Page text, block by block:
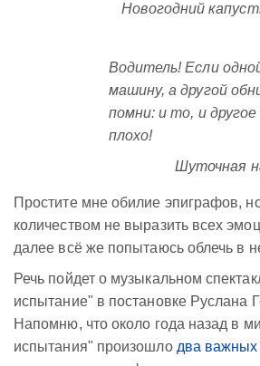
Новогодний
Водитель! Если
машину, а другой
помни: и то, и
плохо!
Шуточная
Простите мне обилие эпиграфов,
количеством не выразить всех
далее всё же попытаюсь облечь в
Речь пойдет о музыкальном
испытание" в постановке Руслана
Напомню, что около года назад в
испытания" произошло два важных